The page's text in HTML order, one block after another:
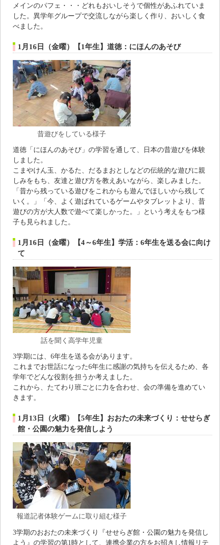
メインのパフェ・・・どれもおいしそうで個性があふれていま
した。異学年グループで交流しながら楽しく作り、おいしく食
べました。
1月16日（金曜）【1年生】道徳：にほんのあそび
昔遊びをしている様子
道徳「にほんのあそび」の学習を通して、日本の昔遊びを体験
しました。
こまやけん玉、かるた、だるまおとしなどの伝統的な遊びに親
しみをもち、友達と遊び方を教えあいながら、楽しみました。
「昔から残っている遊びをこれからも遊んでほしいから残して
いく。」「今、よく遊ばれているゲームやタブレットより、昔
遊びの方が大人数で遊べて楽しかった。」という考えをもつ様
子も見られました。
1月16日（金曜）【4～6年生】学活：6年生を送る会に向け
て
話を聞く高学年児童
3学期には、6年生を送る会があります。
これまでお世話になった6年生に感謝の気持ちを伝えるため、各
学年でどんな役割を担うか考えました。
これから、たてわり班ごとに力を合わせ、会の準備を進めてい
きます。
1月13日（火曜）【5年生】おおたの未来づくり：せせらぎ
館・公園の魅力を発信しよう
報道記者体験ゲームに取り組む様子
3学期のおおたの未来づくり『せせらぎ館・公園の魅力を発信し
よう』の学習の第1時として、連携企業の方をお招きし情報リテ